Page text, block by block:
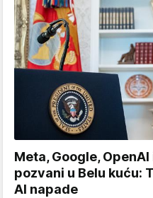
Meta, Google,
pozvani u Belu kuću:
AI napade